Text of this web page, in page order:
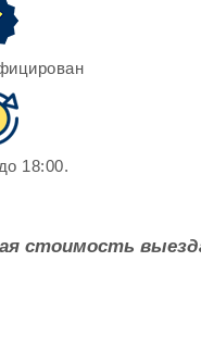
18:00.
стоимость